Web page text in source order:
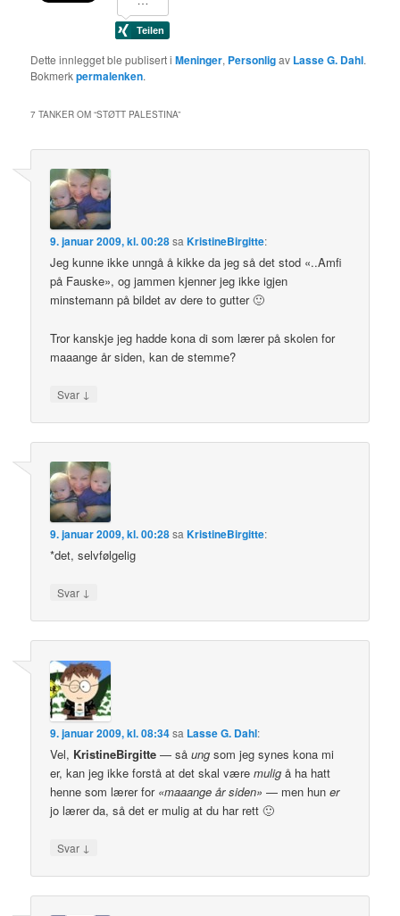
Dette innlegget ble publisert iMeninger, Personligav Lasse G. Dahl.
Bokmerkpermalenken.
7 TANKER OM “STØTT PALESTINA”
9. januar 2009, kl. 00:28sa KristineBirgitte:
Jeg kunne ikke unngå å kikke da jeg så det stod «..Amfi
på Fauske», og jammen kjenner jeg ikke igjen
minstemann på bildet av dere to gutter 🙂
Tror kanskje jeg hadde kona di som lærer på skolen for
maaange år siden, kan de stemme?
Svar ↓
9. januar 2009, kl. 00:28sa KristineBirgitte:
*det, selvfølgelig
Svar ↓
9. januar 2009, kl. 08:34sa Lasse G. Dahl:
Vel, KristineBirgitte — såung som jeg synes kona mi
er, kan jeg ikke forstå at det skal væremulig å ha hatt
henne som lærer for «maaange år siden» — men huner
jo lærer da, så det er mulig at du har rett 🙂
Svar ↓